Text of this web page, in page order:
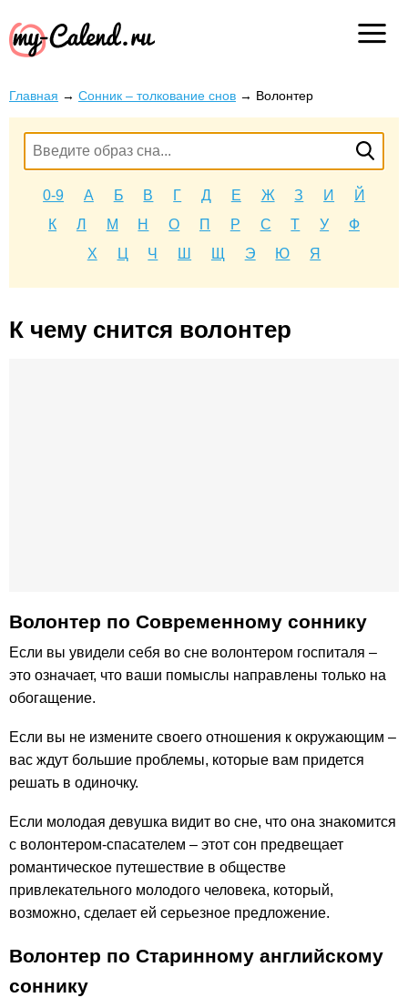
Главная → Сонник – толкование снов → Волонтер
0-9 А Б В Г Д Е Ж З И
Й
К
Л М Н О П Р С Т У
Ф
Х
Ц Ч Ш Щ Э Ю Я
К чему снится волонтер
Волонтер по Современному соннику
Если вы увидели себя во сне волонтером госпиталя –
это означает, что ваши помыслы направлены только на
обогащение.
Если вы не измените своего отношения к окружающим –
вас ждут большие проблемы, которые вам придется
решать в одиночку.
Если молодая девушка видит во сне, что она знакомится
с волонтером-спасателем – этот сон предвещает
романтическое путешествие в обществе
привлекательного молодого человека, который,
возможно, сделает ей серьезное предложение.
Волонтер по Старинному английскому
соннику